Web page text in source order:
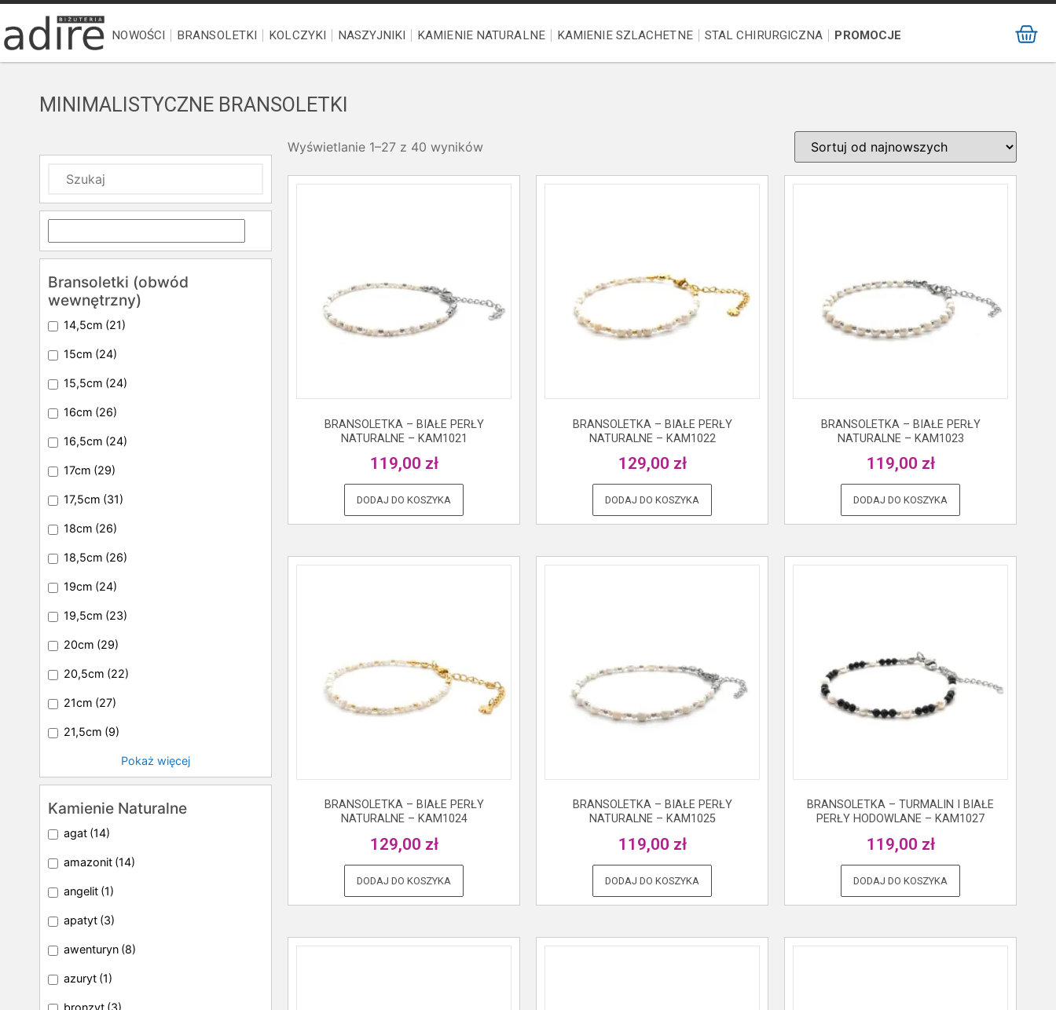
NOWOŚCI BRANSOLETKI KOLCZYKI NASZYJNIKI KAMIENIE NATURALNE KAMIENIE SZLACHETNE STAL CHIRURGICZNA PROMOCJE
MINIMALISTYCZNE BRANSOLETKI
Bransoletki (obwód
wewnętrzny)
14,5cm (21)
15cm (24)
15,5cm (24)
16cm (26)
16,5cm (24)
17cm (29)
17,5cm (31)
18cm (26)
18,5cm (26)
19cm (24)
19,5cm (23)
20cm (29)
20,5cm (22)
21cm (27)
21,5cm (9)
Pokaż więcej
Kamienie Naturalne
agat (14)
amazonit (14)
angelit (1)
apatyt (3)
awenturyn (8)
azuryt (1)
Wyświetlanie 1–27 z 40 wyników
BRANSOLETKA – BIAŁE PERŁY
NATURALNE – KAM1021
119,00 zł
DODAJ DO KOSZYKA
BRANSOLETKA – BIAŁE PERŁY
NATURALNE – KAM1022
129,00 zł
DODAJ DO KOSZYKA
BRANSOLETKA – BIAŁE PERŁY
NATURALNE – KAM1023
119,00 zł
DODAJ DO KOSZYKA
BRANSOLETKA – BIAŁE PERŁY
NATURALNE – KAM1024
129,00 zł
DODAJ DO KOSZYKA
BRANSOLETKA – BIAŁE PERŁY
NATURALNE – KAM1025
119,00 zł
DODAJ DO KOSZYKA
BRANSOLETKA – TURMALIN I BIAŁE
PERŁY HODOWLANE – KAM1027
119,00 zł
DODAJ DO KOSZYKA